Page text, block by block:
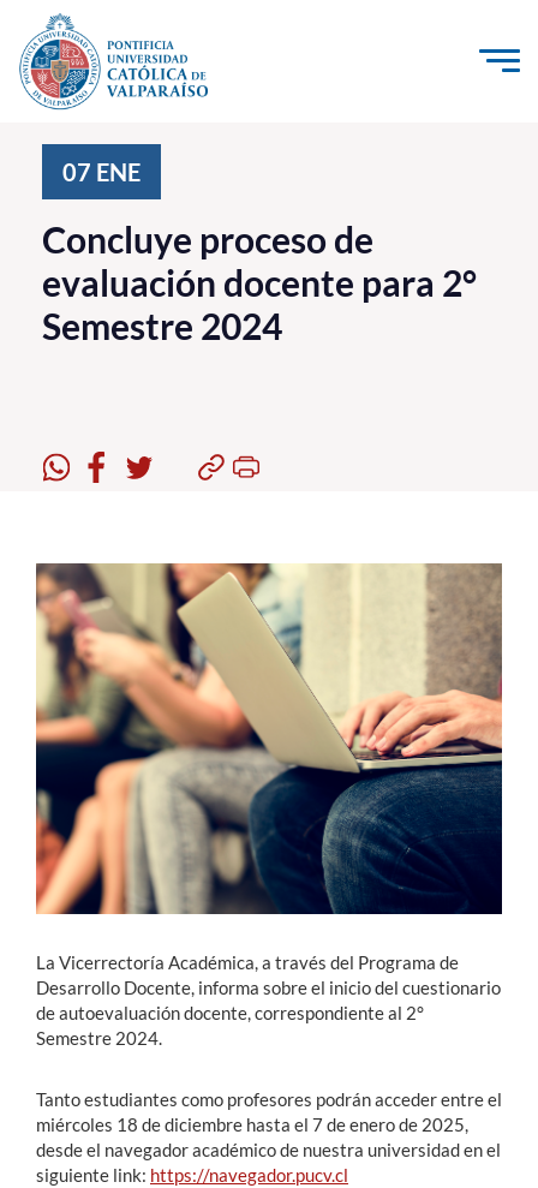
Click acá para ir directamente al contenido
Investigación, Creación e Innovación
PUCV Internacional
Vinculación con el Medio
Postgrado
Estudiantes
Académicos
Funcionarios
Alumni
English
07 ENE
Concluye proceso de
evaluación docente para 2°
Semestre 2024
La Vicerrectoría Académica, a través del Programa de
Desarrollo Docente, informa sobre el inicio del cuestionario
de autoevaluación docente, correspondiente al 2°
Semestre 2024.
Tanto estudiantes como profesores podrán acceder entre el
miércoles 18 de diciembre hasta el 7 de enero de 2025,
desde el navegador académico de nuestra universidad en el
siguiente link: https://navegador.pucv.cl